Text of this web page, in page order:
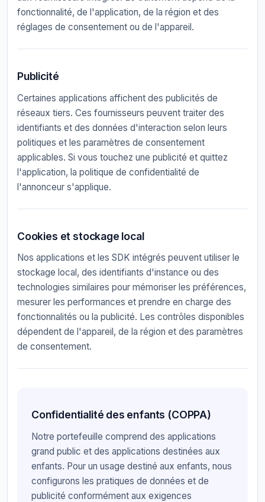
fonctionnalité, de l'application, de la région et des
réglages de consentement ou de l'appareil.
Publicité
Certaines applications affichent des publicités de
réseaux tiers. Ces fournisseurs peuvent traiter des
identifiants et des données d'interaction selon leurs
politiques et les paramètres de consentement
applicables. Si vous touchez une publicité et quittez
l'application, la politique de confidentialité de
l'annonceur s'applique.
Cookies et stockage local
Nos applications et les SDK intégrés peuvent utiliser le
stockage local, des identifiants d'instance ou des
technologies similaires pour mémoriser les préférences,
mesurer les performances et prendre en charge des
fonctionnalités ou la publicité. Les contrôles disponibles
dépendent de l'appareil, de la région et des paramètres
de consentement.
Confidentialité des enfants (COPPA)
Notre portefeuille comprend des applications
grand public et des applications destinées aux
enfants. Pour un usage destiné aux enfants, nous
configurons les pratiques de données et de
publicité conformément aux exigences